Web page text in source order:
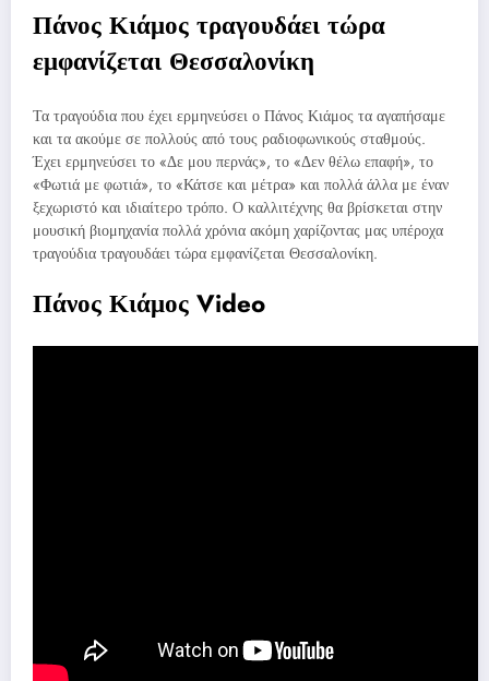
Πάνος Κιάμος τραγουδάει τώρα
εμφανίζεται Θεσσαλονίκη
Τα τραγούδια που έχει ερμηνεύσει ο Πάνος Κιάμος τα αγαπήσαμε
και τα ακούμε σε πολλούς από τους ραδιοφωνικούς σταθμούς.
Έχει ερμηνεύσει το «Δε μου περνάς», το «Δεν θέλω επαφή», το
«Φωτιά με φωτιά», το «Κάτσε και μέτρα» και πολλά άλλα με έναν
ξεχωριστό και ιδιαίτερο τρόπο. Ο καλλιτέχνης θα βρίσκεται στην
μουσική βιομηχανία πολλά χρόνια ακόμη χαρίζοντας μας υπέροχα
τραγούδια τραγουδάει τώρα εμφανίζεται Θεσσαλονίκη.
Πάνος Κιάμος Video